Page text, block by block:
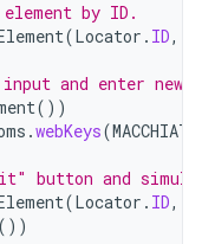
by ID.
(Locator . ID,
and enter
())
.webKeys(MACCHIATO
button and
(Locator . ID,
())